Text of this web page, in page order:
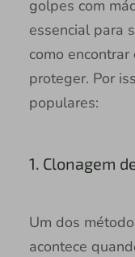
golpes com
essencial para
como
proteger. Por
populares:
1. Clonagem
Um dos
acontece